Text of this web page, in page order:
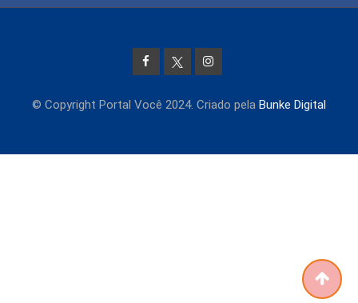
© Copyright Portal Você 2024. Criado pela Bunke Digital